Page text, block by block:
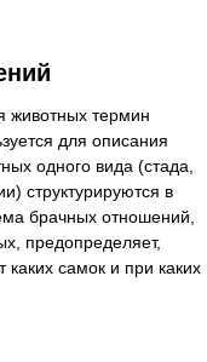
животных термин
для описания
одного вида (стада,
структурируются в
брачных отношений,
предопределяет,
каких самок и при каких